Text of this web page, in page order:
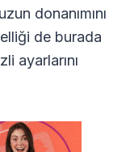
donanımını
de burada
ayarlarını